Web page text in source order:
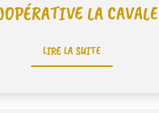
LA CAVALE
LIRE LA SUITE